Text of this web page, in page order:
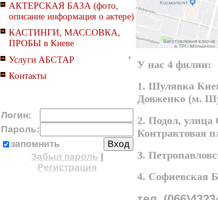
АКТЕРСКАЯ БАЗА (фото,
описание информация о актере)
КАСТИНГИ, МАССОВКА,
ПРОБЫ в Киеве
Услуги АБСТАР
Контакты
Логин:
Пароль:
запомнить
Забыл пароль
Регистрация
У нас 4 филии:
1. Шулявка
Довженко (м.
2. Подол,
Контрактовая
3.
4. Софиевская